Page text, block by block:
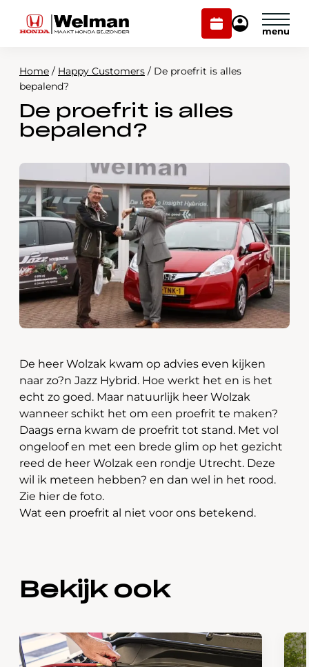
Plan
onderhoud
Mijn
Modellen
Voorraad
Over ons
Webshop
Contact
Plan onderhoud
Home / Happy Customers / De proefrit is alles
bepalend?
De proefrit is alles
bepalend?
De heer Wolzak kwam op advies even kijken
naar zo?n Jazz Hybrid. Hoe werkt het en is het
echt zo goed. Maar natuurlijk heer Wolzak
wanneer schikt het om een proefrit te maken?
Daags erna kwam de proefrit tot stand. Met vol
ongeloof en met een brede glim op het gezicht
reed de heer Wolzak een rondje Utrecht. Deze
wil ik meteen hebben? en dan wel in het rood.
Zie hier de foto.
Wat een proefrit al niet voor ons betekend.
Bekijk ook